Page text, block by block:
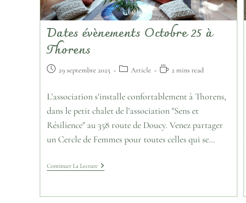
Dates évènements Octobre 25 à
Thorens
29 septembre 2025 Article 2 mins read
L'association s'installe confortablement à Thorens,
dans le petit chalet de l'association "Sens et
Résilience" au 358 route de Doucy. Venez partager
un Cercle de Femmes pour toutes celles qui se…
Continuer La Lecture